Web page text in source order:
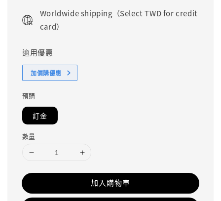
Worldwide shipping（Select TWD for credit
card）
適用優惠
加價購優惠
預購
訂金
數量
加入購物車